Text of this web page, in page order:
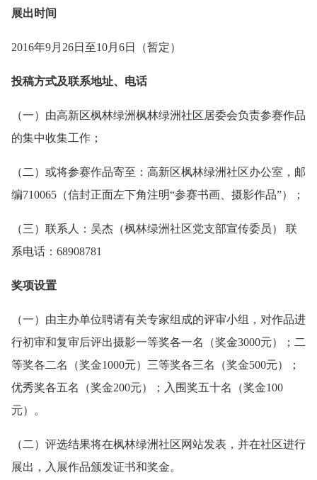
展出时间
2016年9月26日至10月6日（暂定）
投稿方式及联系地址、电话
（一）由高新区枫林绿洲枫林绿洲社区居委会负责参赛作品
的集中收集工作；
（二）或将参赛作品寄至：高新区枫林绿洲社区办公室，邮
编710065（信封正面左下角注明“参赛书画、摄影作品”）；
（三）联系人：吴杰（枫林绿洲社区党支部宣传委员） 联
系电话：68908781
奖项设置
（一）由主办单位聘请有关专家组成的评审小组，对作品进
行初审和复审后评出摄影一等奖各一名（奖金3000元）；二
等奖各二名（奖金1000元）三等奖各三名（奖金500元）；
优秀奖各五名（奖金200元）；入围奖五十名（奖金100
元）。
（二）评选结果将在枫林绿洲社区网站发表，并在社区进行
展出，入展作品颁发证书和奖金。